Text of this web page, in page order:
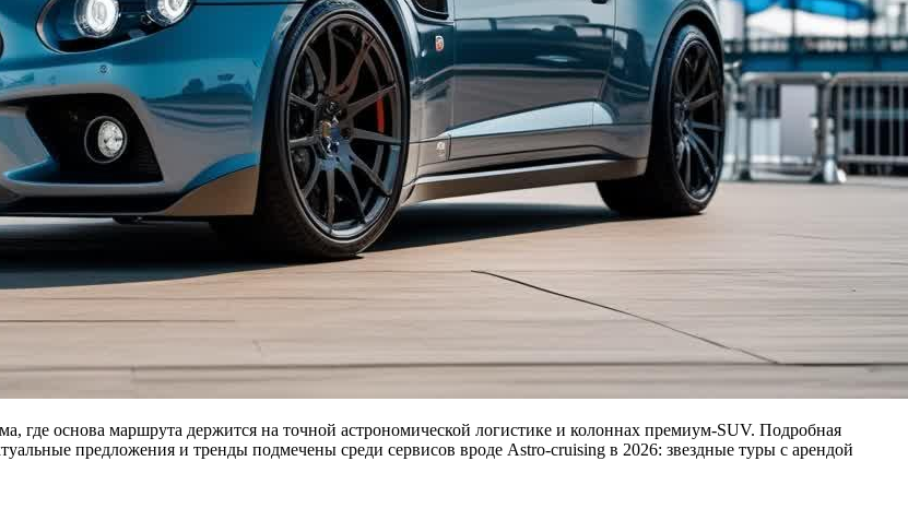
где основа маршрута держится на точной астрономической логистике и колоннах премиум‑SUV. Подробная
предложения и тренды подмечены среди сервисов вроде Astro-cruising в 2026: звездные туры с арендой